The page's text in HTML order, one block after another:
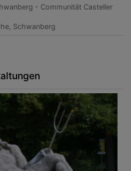
- Communität Casteller
Schwanberg